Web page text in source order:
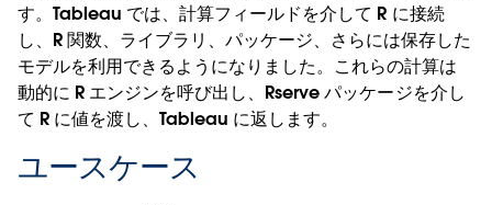
す。Tableau では、計算フィールドを介して R に接続
し、R 関数、ライブラリ、パッケージ、さらには保存した
モデルを利用できるようになりました。これらの計算は
動的に R エンジンを呼び出し、Rserve パッケージを介し
て R に値を渡し、Tableau に返します。
ユースケース